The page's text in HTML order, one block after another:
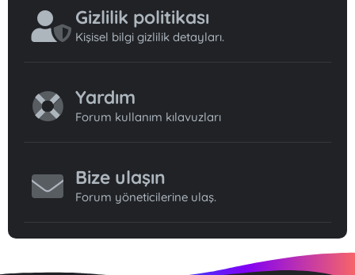
Gizlilik politikası
Kişisel bilgi gizlilik detayları.
Yardım
Forum kullanım kılavuzları
Bize ulaşın
Forum yöneticilerine ulaş.